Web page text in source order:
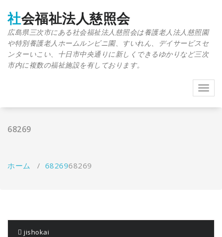
社会福祉法人慈照会
広島県三次市にある社会福祉法人慈照会は養護老人法人慈照園
や特別養護老人ホームルンビニ園、すいれん、デイサービスセ
ンターいこい、十日市中央通りに新しくできるゆかりなど三次
市内に複数の福祉施設を有しております。
68269
ホーム / 6826968269
jishokai